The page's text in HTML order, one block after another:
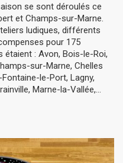
se sont déroulés ce
et Champs-sur-Marne.
ludiques, différents
pour 175
: Avon, Bois-le-Roi,
sur-Marne, Chelles
le-Port, Lagny,
Marne-la-Vallée,...